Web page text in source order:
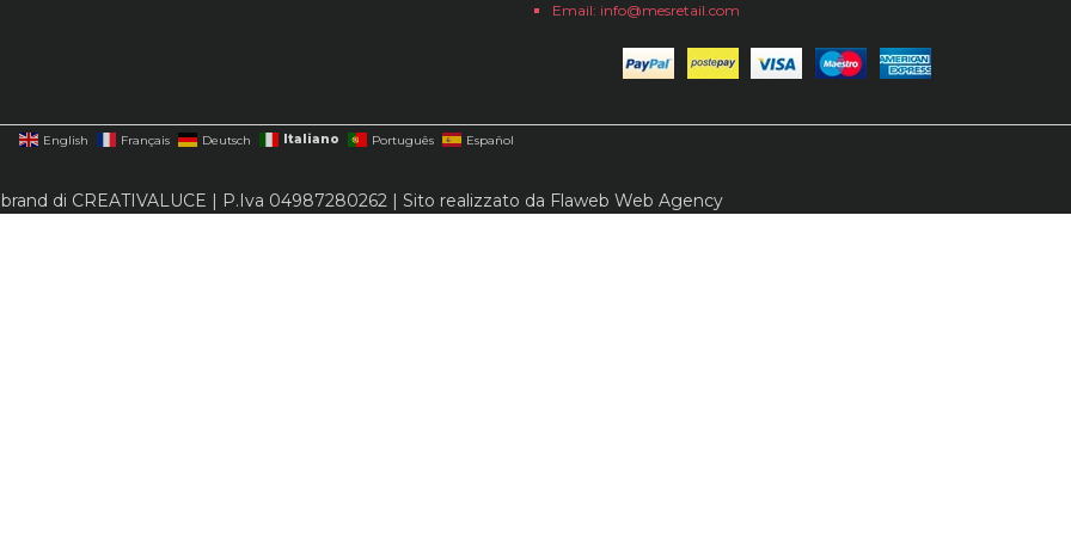
Email: info@mesretail.com
English Français Deutsch Italiano Português Español
di CREATIVALUCE | P.Iva 04987280262 | Sito realizzato da Flaweb Web Agency